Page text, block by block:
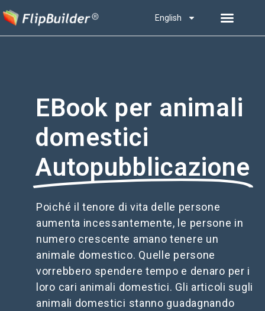
English
EBook per animali
domestici
Autopubblicazione
Poiché il tenore di vita delle persone
aumenta incessantemente, le persone in
numero crescente amano tenere un
animale domestico. Quelle persone
vorrebbero spendere tempo e denaro per i
loro cari animali domestici. Gli articoli sugli
animali domestici stanno guadagnando